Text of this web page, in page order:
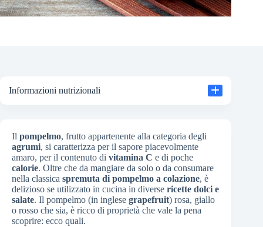
Il pompelmo, frutto appartenente alla categoria degli
agrumi, si caratterizza per il sapore piacevolmente
amaro, per il contenuto di vitamina C e di poche
calorie. Oltre che da mangiare da solo o da consumare
nella classica spremuta di pompelmo a colazione, è
delizioso se utilizzato in cucina in diverse ricette dolci e
salate. Il pompelmo (in inglese grapefruit) rosa, giallo
o rosso che sia, è ricco di proprietà che vale la pena
scoprire: ecco quali.
Informazioni nutrizionali